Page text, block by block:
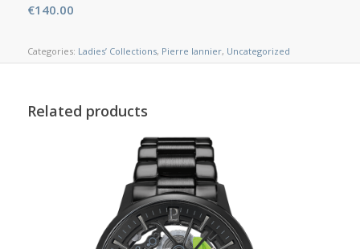
€140.00
Categories: Ladies’ Collections, Pierre lannier, Uncategorized
Related products